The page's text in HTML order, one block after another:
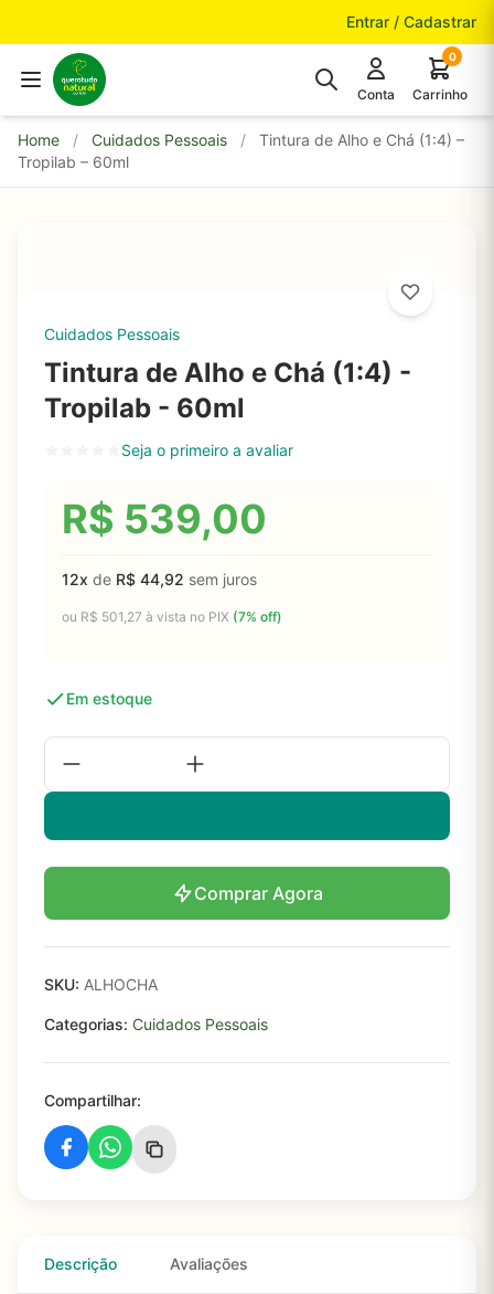
Entrar / Cadastrar
Conta
0
Carrinho
Home / Cuidados Pessoais /
Tintura de Alho e Chá (1:4) –
Tropilab – 60ml
Cuidados Pessoais
Tintura de Alho e Chá (1:4) -
Tropilab - 60ml
Seja o primeiro a avaliar
R$ 539,00
12x de R$ 44,92 sem juros
ou R$ 501,27 à vista no PIX (7% off)
Em estoque
Comprar Agora
SKU: ALHOCHA
Categorias: Cuidados Pessoais
Compartilhar:
Descrição Avaliações